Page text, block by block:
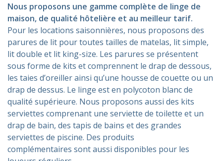
Nous proposons une gamme complète de linge de
maison, de qualité hôtelière et au meilleur tarif.
Pour les locations saisonnières, nous proposons des
parures de lit pour toutes tailles de matelas, lit simple,
lit double et lit king-size. Les parures se présentent
sous forme de kits et comprennent le drap de dessous,
les taies d’oreiller ainsi qu’une housse de couette ou un
drap de dessus. Le linge est en polycoton blanc de
qualité supérieure. Nous proposons aussi des kits
serviettes comprenant une serviette de toilette et un
drap de bain, des tapis de bains et des grandes
serviettes de piscine. Des produits
complémentaires sont aussi disponibles pour les